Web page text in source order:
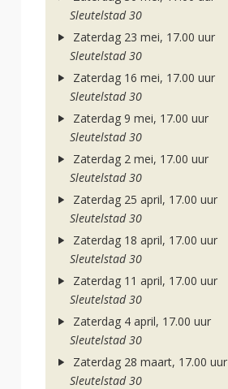
Sleutelstad 30
Zaterdag 23 mei, 17.00 uur
Sleutelstad 30
Zaterdag 16 mei, 17.00 uur
Sleutelstad 30
Zaterdag 9 mei, 17.00 uur
Sleutelstad 30
Zaterdag 2 mei, 17.00 uur
Sleutelstad 30
Zaterdag 25 april, 17.00 uur
Sleutelstad 30
Zaterdag 18 april, 17.00 uur
Sleutelstad 30
Zaterdag 11 april, 17.00 uur
Sleutelstad 30
Zaterdag 4 april, 17.00 uur
Sleutelstad 30
Zaterdag 28 maart, 17.00 uur
Sleutelstad 30